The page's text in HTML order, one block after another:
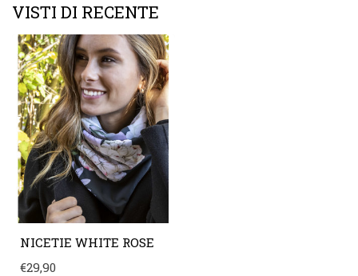
VISTI DI RECENTE
NICETIE WHITE ROSE
€29,90